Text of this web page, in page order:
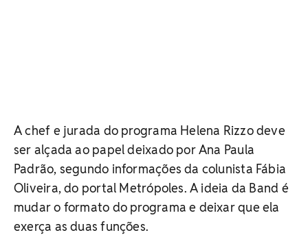
A chef e jurada do programa Helena Rizzo deve
ser alçada ao papel deixado por Ana Paula
Padrão, segundo informações da colunista Fábia
Oliveira, do portal Metrópoles. A ideia da Band é
mudar o formato do programa e deixar que ela
exerça as duas funções.